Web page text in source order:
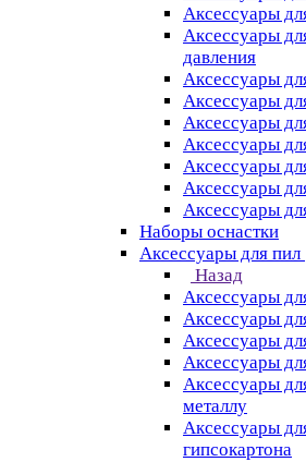
Аксессуары
Аксессуары
давления
Аксессуары
Аксессуары
Аксессуары
Аксессуары
Аксессуары
Аксессуары
Аксессуары
Наборы оснастки
Аксессуары для пил
Назад
Аксессуары
Аксессуары
Аксессуары
Аксессуары
Аксессуары
металлу
Аксессуары
гипсокартона